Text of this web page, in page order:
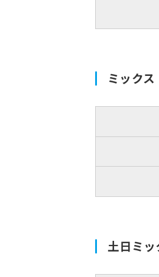
ミックス
土日ミッ